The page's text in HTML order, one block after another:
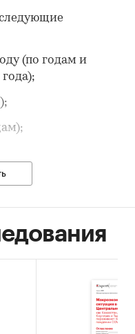
(по годам и
Brent;
доходы;